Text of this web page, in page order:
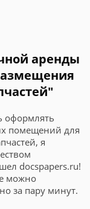
аренды
оформлять
помещений для
я
docspapers.ru!
можно
за пару минут.